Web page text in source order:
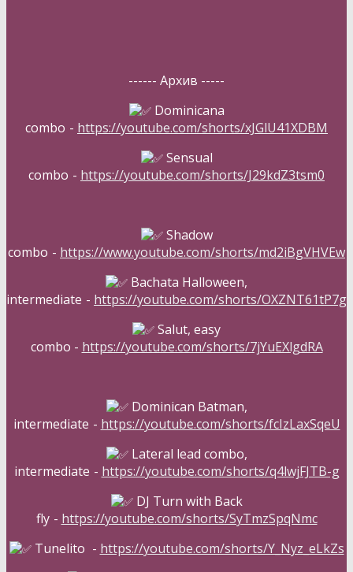
------ Архив -----
Dominicana
combo - https://youtube.com/shorts/xJGlU41XDBM
Sensual
combo - https://youtube.com/shorts/J29kdZ3tsm0
Shadow
combo - https://www.youtube.com/shorts/md2iBgVHVEw
Bachata Halloween,
intermediate - https://youtube.com/shorts/OXZNT61tP7g
Salut, easy
combo - https://youtube.com/shorts/7jYuEXlgdRA
Dominican Batman,
intermediate - https://youtube.com/shorts/fcIzLaxSqeU
Lateral lead combo,
intermediate - https://youtube.com/shorts/q4lwjFJTB-g
DJ Turn with Back
fly - https://youtube.com/shorts/SyTmzSpqNmc
Tunelito - https://youtube.com/shorts/Y_Nyz_eLkZs